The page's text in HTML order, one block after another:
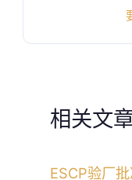
相关文
ESCP验厂